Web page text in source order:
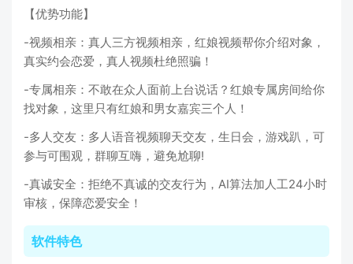
【优势功能】
-视频相亲：真人三方视频相亲，红娘视频帮你介绍对象，
真实约会恋爱，真人视频杜绝照骗！
-专属相亲：不敢在众人面前上台说话？红娘专属房间给你
找对象，这里只有红娘和男女嘉宾三个人！
-多人交友：多人语音视频聊天交友，生日会，游戏趴，可
参与可围观，群聊互嗨，避免尬聊!
-真诚安全：拒绝不真诚的交友行为，AI算法加人工24小时
审核，保障恋爱安全！
软件特色